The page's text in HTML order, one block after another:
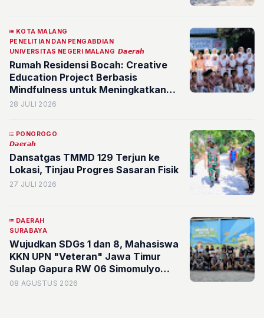
KOTA MALANG
PENELITIAN DAN PENGABDIAN
UNIVERSITAS NEGERI MALANG 𝘿𝙖𝙚𝙧𝙖𝙝
Rumah Residensi Bocah: Creative
Education Project Berbasis
Mindfulness untuk Meningkatkan
Grit Siswa Sekolah Dasar
28 JULI 2026
PONOROGO
𝘿𝙖𝙚𝙧𝙖𝙝
Dansatgas TMMD 129 Terjun ke
Lokasi, Tinjau Progres Sasaran Fisik
27 JULI 2026
DAERAH
SURABAYA
Wujudkan SDGs 1 dan 8, Mahasiswa
KKN UPN "Veteran" Jawa Timur
Sulap Gapura RW 06 Simomulyo
Baru Jadi Ruang Publik Bernilai
08 AGUSTUS 2026